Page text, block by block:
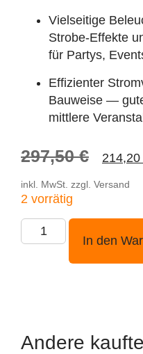
Vielseitige
Strobe‑Effekte
für Partys,
Effizienter
Bauweise —
mittlere
297,50€ 214,20
inkl. MwSt. zzgl. Versand
2 vorrätig
In den
Andere